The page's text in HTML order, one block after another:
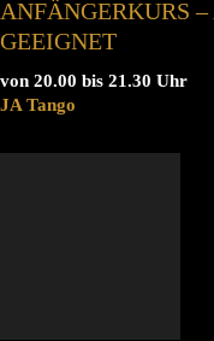
ANFÄNGERKURS
GEEIGNET
von 20.00 bis 21.30 Uhr
JA Tango